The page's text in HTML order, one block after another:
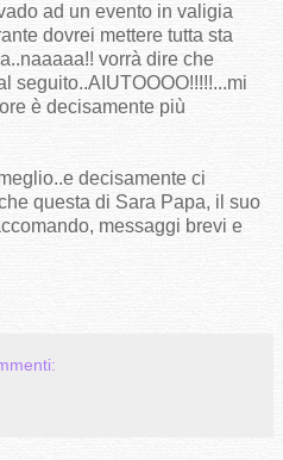
ad un evento in valigia
dovrei mettere tutta sta
vorrà dire che
seguito..AIUTOOOO!!!!!...mi
è decisamente più
decisamente ci
questa di Sara Papa, il suo
messaggi brevi e